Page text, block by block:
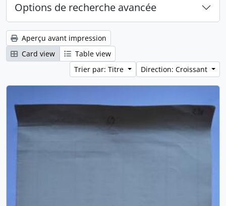
Options de recherche avancée
Aperçu avant impression
Card view
Table view
Trier par: Titre
Direction: Croissant